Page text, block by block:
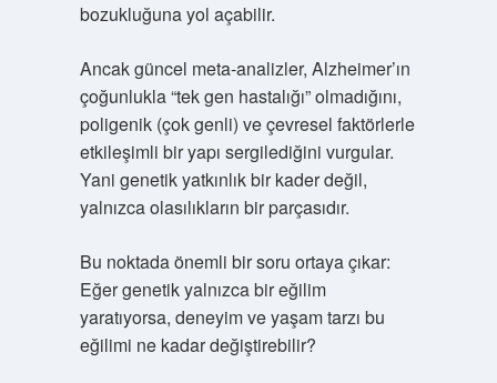
bozukluğuna yol açabilir.
Ancak güncel meta-analizler, Alzheimer’ın
çoğunlukla “tek gen hastalığı” olmadığını,
poligenik (çok genli) ve çevresel faktörlerle
etkileşimli bir yapı sergilediğini vurgular.
Yani genetik yatkınlık bir kader değil,
yalnızca olasılıkların bir parçasıdır.
Bu noktada önemli bir soru ortaya çıkar:
Eğer genetik yalnızca bir eğilim
yaratıyorsa, deneyim ve yaşam tarzı bu
eğilimi ne kadar değiştirebilir?